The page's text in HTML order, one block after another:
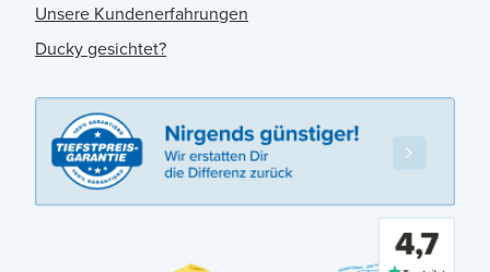
Unsere Kundenerfahrungen
Ducky gesichtet?